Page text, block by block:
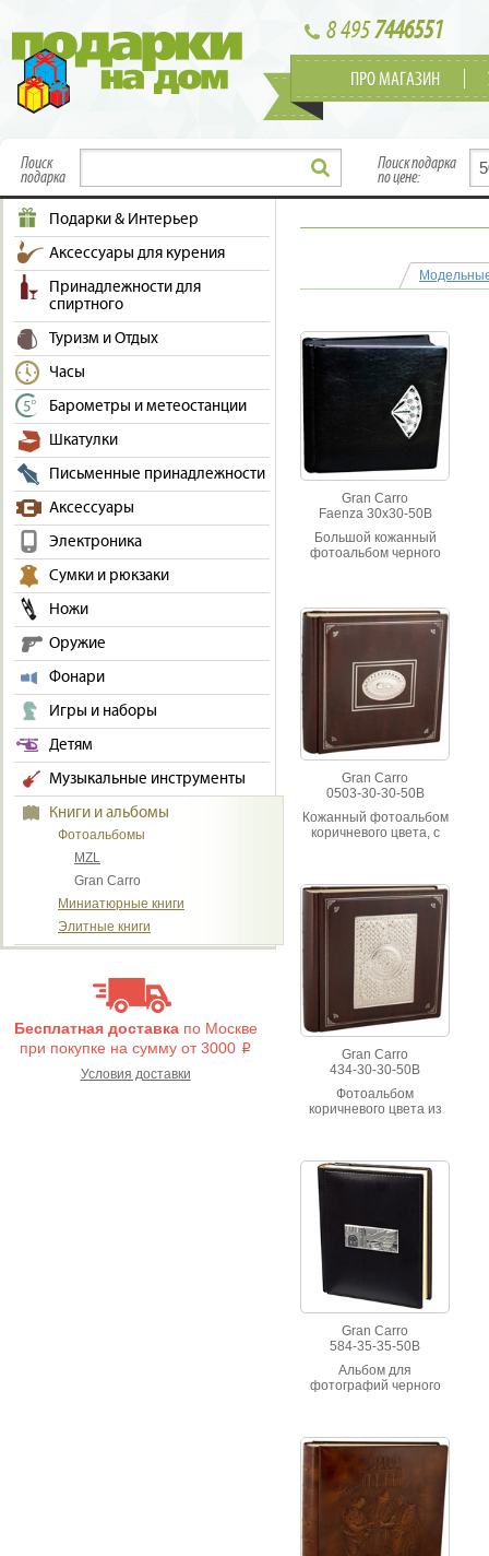
8 4957446551
ПРО МАГАЗИН
Поиск
подарка
Поиск подарка
по цене:
Подарки & Интерьер
Аксессуары для курения
Принадлежности для
спиртного
Туризм и Отдых
Часы
Барометры и метеостанции
Шкатулки
Письменные принадлежности
Аксессуары
Электроника
Сумки и рюкзаки
Ножи
Оружие
Фонари
Игры и наборы
Детям
Музыкальные инструменты
Книги и альбомы
Фотоальбомы
MZL
Gran Carro
Миниатюрные книги
Элитные книги
Бесплатная доставкапо Москве
при покупке на сумму от 3000 i
Условия доставки
Gran Carro
Faenza 30x30-50B
Большой кожанный
фотоальбом черного
Gran Carro
0503-30-30-50B
Кожанный фотоальбом
коричневого цвета, с
Gran Carro
434-30-30-50B
Фотоальбом
коричневого цвета из
чеканным рельефным
изображением
Gran Carro
584-35-35-50B
Альбом для
фотографий черного
моря".